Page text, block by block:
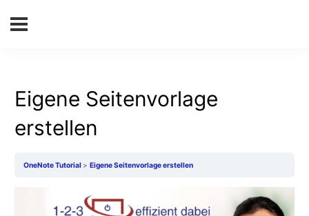
Eigene Seitenvorlage
erstellen
OneNote Tutorial Eigene Seitenvorlage erstellen